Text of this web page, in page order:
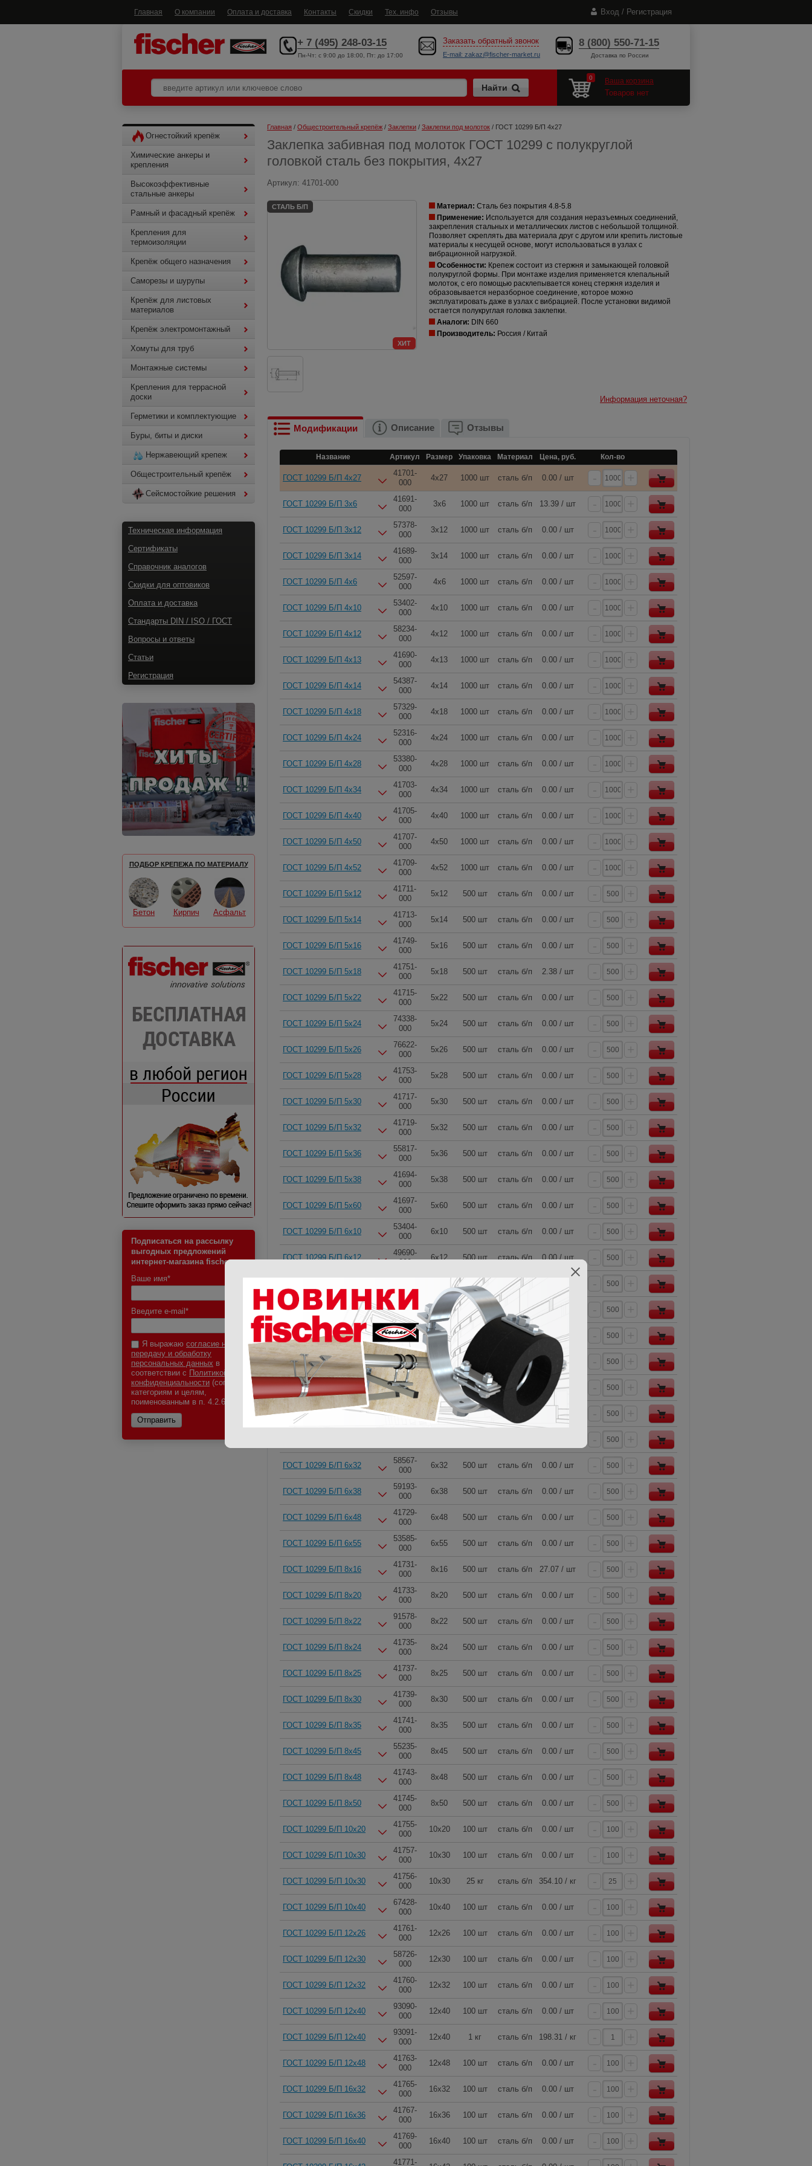
Вход / Регистрация
Главная О компании Оплата и доставка Контакты Скидки Тех. инфо Отзывы
+ 7 (495) 248-03-15
Пн-Чт: c 9:00 до 18:00, Пт: до 17:00
Заказать обратный звонок
E-mail: zakaz@fischer-market.ru
8 (800) 550-71-15
Доставка по России
0 Ваша корзина
Товаров нет
Огнестойкий крепёж
Химические анкеры и
крепления
Высокоэффективные
стальные анкеры
Рамный и фасадный крепёж
Крепления для
термоизоляции
Крепёж общего назначения
Саморезы и шурупы
Крепёж для листовых
материалов
Крепёж электромонтажный
Хомуты для труб
Монтажные системы
Крепления для террасной
доски
Герметики и комплектующие
Буры, биты и диски
Нержавеющий крепеж
Общестроительный крепёж
Сейсмостойкие решения
Техническая информация
Сертификаты
Справочник аналогов
Скидки для оптовиков
Оплата и доставка
Стандарты DIN / ISO / ГОСТ
Вопросы и ответы
Статьи
Регистрация
ПОДБОР КРЕПЕЖА ПО МАТЕРИАЛУ
Бетон Кирпич Асфальт
Подписаться на рассылку
выгодных предложений
интернет-магазина fischer
Ваше имя*
Введите e-mail *
Я выражаю согласие на
передачу и обработку
персональных данных в
соответствии с Политикой
конфиденциальности (согласно
категориям и целям,
поименованным в п. 4.2.6)
Отправить
Главная / Общестроительный крепёж / Заклепки / Заклепки под молоток / ГОСТ 10299 Б/П 4x27
Заклепка забивная под молоток ГОСТ 10299 с полукруглой
головкой сталь без покрытия, 4x27
Артикул: 41701-000
СТАЛЬ Б/П
ХИТ
Материал: Сталь без покрытия 4.8-5.8
Применение: Используется для создания неразъемных соединений,
закрепления стальных и металлических листов с небольшой толщиной.
Позволяет скреплять два материала друг с другом или крепить листовые
материалы к несущей основе, могут использоваться в узлах с
вибрационной нагрузкой.
Особенности: Крепеж состоит из стержня и замыкающей головкой
полукруглой формы. При монтаже изделия применяется клепальный
молоток, с его помощью расклепывается конец стержня изделия и
образовывается неразборное соединение, которое можно
эксплуатировать даже в узлах с вибрацией. После установки видимой
остается полукруглая головка заклепки.
Аналоги: DIN 660
Производитель: Россия / Китай
Информация неточная?
Модификации Описание Отзывы
Название Артикул Размер Упаковка Материал Цена, руб. Кол-во
ГОСТ 10299 Б/П 4x27
41701-
000
4x27 1000 шт сталь б/п 0.00 / шт
ГОСТ 10299 Б/П 3x6
41691-
000
3x6 1000 шт сталь б/п 13.39 / шт
ГОСТ 10299 Б/П 3x12
57378-
000
3x12 1000 шт сталь б/п 0.00 / шт
ГОСТ 10299 Б/П 3x14
41689-
000
3x14 1000 шт сталь б/п 0.00 / шт
ГОСТ 10299 Б/П 4x6
52597-
000
4x6 1000 шт сталь б/п 0.00 / шт
ГОСТ 10299 Б/П 4x10
53402-
000
4x10 1000 шт сталь б/п 0.00 / шт
ГОСТ 10299 Б/П 4x12
58234-
000
4x12 1000 шт сталь б/п 0.00 / шт
ГОСТ 10299 Б/П 4x13
41690-
000
4x13 1000 шт сталь б/п 0.00 / шт
ГОСТ 10299 Б/П 4x14
54387-
000
4x14 1000 шт сталь б/п 0.00 / шт
ГОСТ 10299 Б/П 4x18
57329-
000
4x18 1000 шт сталь б/п 0.00 / шт
ГОСТ 10299 Б/П 4x24
52316-
000
4x24 1000 шт сталь б/п 0.00 / шт
ГОСТ 10299 Б/П 4x28
53380-
000
4x28 1000 шт сталь б/п 0.00 / шт
ГОСТ 10299 Б/П 4x34
41703-
000
4x34 1000 шт сталь б/п 0.00 / шт
ГОСТ 10299 Б/П 4x40
41705-
000
4x40 1000 шт сталь б/п 0.00 / шт
ГОСТ 10299 Б/П 4x50
41707-
000
4x50 1000 шт сталь б/п 0.00 / шт
ГОСТ 10299 Б/П 4x52
41709-
000
4x52 1000 шт сталь б/п 0.00 / шт
ГОСТ 10299 Б/П 5x12
41711-
000
5x12 500 шт сталь б/п 0.00 / шт
ГОСТ 10299 Б/П 5x14
41713-
000
5x14 500 шт сталь б/п 0.00 / шт
ГОСТ 10299 Б/П 5x16
41749-
000
5x16 500 шт сталь б/п 0.00 / шт
ГОСТ 10299 Б/П 5x18
41751-
000
5x18 500 шт сталь б/п 2.38 / шт
ГОСТ 10299 Б/П 5x22
41715-
000
5x22 500 шт сталь б/п 0.00 / шт
ГОСТ 10299 Б/П 5x24
74338-
000
5x24 500 шт сталь б/п 0.00 / шт
ГОСТ 10299 Б/П 5x26
76622-
000
5x26 500 шт сталь б/п 0.00 / шт
ГОСТ 10299 Б/П 5x28
41753-
000
5x28 500 шт сталь б/п 0.00 / шт
ГОСТ 10299 Б/П 5x30
41717-
000
5x30 500 шт сталь б/п 0.00 / шт
ГОСТ 10299 Б/П 5x32
41719-
000
5x32 500 шт сталь б/п 0.00 / шт
ГОСТ 10299 Б/П 5x36
55817-
000
5x36 500 шт сталь б/п 0.00 / шт
ГОСТ 10299 Б/П 5x38
41694-
000
5x38 500 шт сталь б/п 0.00 / шт
ГОСТ 10299 Б/П 5x60
41697-
000
5x60 500 шт сталь б/п 0.00 / шт
ГОСТ 10299 Б/П 6x10
53404-
000
6x10 500 шт сталь б/п 0.00 / шт
ГОСТ 10299 Б/П 6x12
49690-
000
6x12 500 шт сталь б/п 0.00 / шт
54062-
000
500 шт сталь б/п
ГОСТ 10299 Б/П 6x16
41721-
000
6x16 500 шт сталь б/п 0.00 / шт
ГОСТ 10299 Б/П 6x18
41723-
000
6x18 500 шт сталь б/п 0.00 / шт
ГОСТ 10299 Б/П 6x20
41725-
000
6x20 500 шт сталь б/п 0.00 / шт
ГОСТ 10299 Б/П 6x22
41695-
000
6x22 500 шт сталь б/п 0.00 / шт
ГОСТ 10299 Б/П 6x26
41727-
000
6x26 500 шт сталь б/п 0.00 / шт
ГОСТ 10299 Б/П 6x32
58567-
000
6x32 500 шт сталь б/п 0.00 / шт
ГОСТ 10299 Б/П 6x38
59193-
000
6x38 500 шт сталь б/п 0.00 / шт
ГОСТ 10299 Б/П 6x48
41729-
000
6x48 500 шт сталь б/п 0.00 / шт
ГОСТ 10299 Б/П 6x55
53585-
000
6x55 500 шт сталь б/п 0.00 / шт
ГОСТ 10299 Б/П 8x16
41731-
000
8x16 500 шт сталь б/п 27.07 / шт
ГОСТ 10299 Б/П 8x20
41733-
000
8x20 500 шт сталь б/п 0.00 / шт
ГОСТ 10299 Б/П 8x22
91578-
000
8x22 500 шт сталь б/п 0.00 / шт
ГОСТ 10299 Б/П 8x24
41735-
000
8x24 500 шт сталь б/п 0.00 / шт
ГОСТ 10299 Б/П 8x25
41737-
000
8x25 500 шт сталь б/п 0.00 / шт
ГОСТ 10299 Б/П 8x30
41739-
000
8x30 500 шт сталь б/п 0.00 / шт
ГОСТ 10299 Б/П 8x35
41741-
000
8x35 500 шт сталь б/п 0.00 / шт
ГОСТ 10299 Б/П 8x45
55235-
000
8x45 500 шт сталь б/п 0.00 / шт
ГОСТ 10299 Б/П 8x48
41743-
000
8x48 500 шт сталь б/п 0.00 / шт
ГОСТ 10299 Б/П 8x50
41745-
000
8x50 500 шт сталь б/п 0.00 / шт
ГОСТ 10299 Б/П 10x20
41755-
000
10x20 100 шт сталь б/п 0.00 / шт
ГОСТ 10299 Б/П 10x30
41757-
000
10x30 100 шт сталь б/п 0.00 / шт
ГОСТ 10299 Б/П 10x30
41756-
000
10x30 25 кг сталь б/п 354.10 / кг
ГОСТ 10299 Б/П 10x40
67428-
000
10x40 100 шт сталь б/п 0.00 / шт
ГОСТ 10299 Б/П 12x26
41761-
000
12x26 100 шт сталь б/п 0.00 / шт
ГОСТ 10299 Б/П 12x30
58726-
000
12x30 100 шт сталь б/п 0.00 / шт
ГОСТ 10299 Б/П 12x32
41760-
000
12x32 100 шт сталь б/п 0.00 / шт
ГОСТ 10299 Б/П 12x40
93090-
000
12x40 100 шт сталь б/п 0.00 / шт
ГОСТ 10299 Б/П 12x40
93091-
000
12x40 1 кг сталь б/п 198.31 / кг
ГОСТ 10299 Б/П 12x48
41763-
000
12x48 100 шт сталь б/п 0.00 / шт
ГОСТ 10299 Б/П 16x32
41765-
000
16x32 100 шт сталь б/п 0.00 / шт
ГОСТ 10299 Б/П 16x36
41767-
000
16x36 100 шт сталь б/п 0.00 / шт
ГОСТ 10299 Б/П 16x40
41769-
000
16x40 100 шт сталь б/п 0.00 / шт
41771-